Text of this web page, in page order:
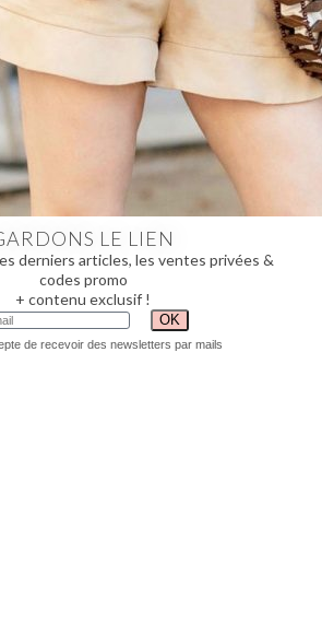
LE LIEN
derniers articles, les ventes privées &
codes promo
+ contenu exclusif !
de recevoir des newsletters par mails